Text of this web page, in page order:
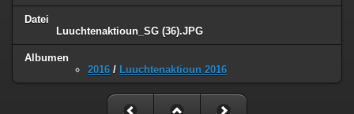
Datei
Luuchtenaktioun_SG (36).JPG
Albumen
2016 / Luuchtenaktioun 2016